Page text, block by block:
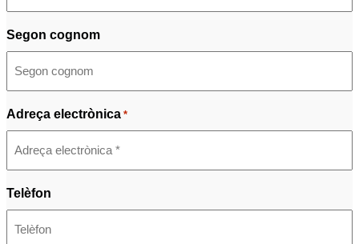
Segon cognom
Adreça electrònica *
Telèfon